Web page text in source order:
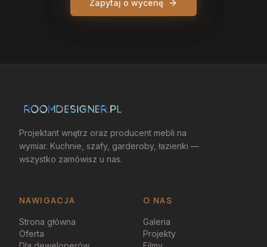
Zapytaj o wycenę
Projektant wnętrz oraz producent mebli na
wymiar. Kuchnie, szafy, garderoby, łazienki —
wszystko zamówisz u nas.
NAWIGACJA O NAS
Strona główna
Oferta
Galeria
Projekty